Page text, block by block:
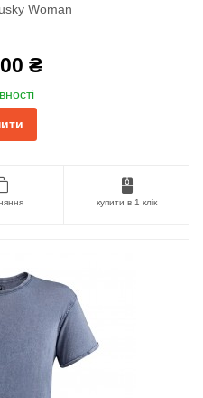
Woman
₴
купити в 1 клік